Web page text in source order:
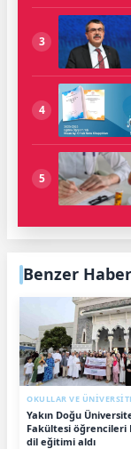
3
4
5
Benzer
OKULLAR VE
Yakın Doğu
Fakültesi öğrencileri
dil eğitimi aldı